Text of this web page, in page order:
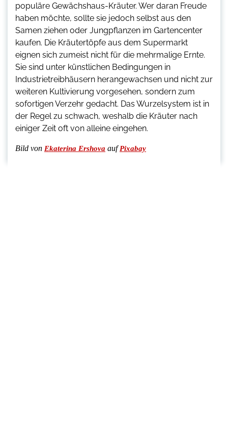
populäre Gewächshaus-Kräuter. Wer daran Freude
haben möchte, sollte sie jedoch selbst aus den
Samen ziehen oder Jungpflanzen im Gartencenter
kaufen. Die Kräutertöpfe aus dem Supermarkt
eignen sich zumeist nicht für die mehrmalige Ernte.
Sie sind unter künstlichen Bedingungen in
Industrietreibhäusern herangewachsen und nicht zur
weiteren Kultivierung vorgesehen, sondern zum
sofortigen Verzehr gedacht. Das Wurzelsystem ist in
der Regel zu schwach, weshalb die Kräuter nach
einiger Zeit oft von alleine eingehen.
Bild von Ekaterina Ershova aufPixabay